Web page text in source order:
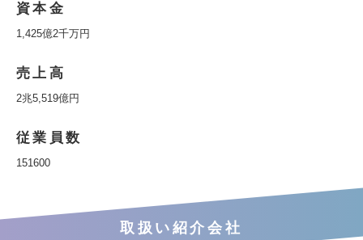
資本金
1,425億2千万円
売上高
2兆5,519億円
従業員数
151600
取扱い紹介会社